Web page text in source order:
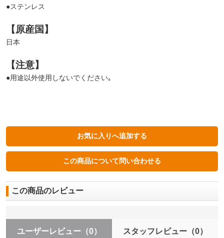
●ステンレス
【原産国】
日本
【注意】
●用途以外使用しないでください｡
この商品のレビュー
ユーザーレビュー （0） スタッフレビュー（0）